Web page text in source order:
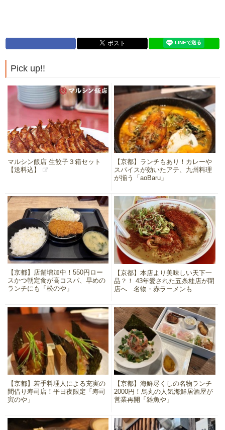
Pick up!!
マルシン飯店 生餃子３箱セット
【送料込】
【京都】ランチもあり！カレーや
スパイスが効いたアテ、九州料理
が揃う「aoBaru」
【京都】店舗増加中！550円ロー
スかつ朝定食が高コスパ、早めの
ランチにも「松のや」
【京都】本店より美味しい天下一
品？！ 43年愛された五条桂店が閉
店へ 名物・赤ラーメンも
【京都】若手料理人による充実の
間借り寿司店！平日夜限定「寿司
寅のや」
【京都】海鮮尽くしの名物ランチ
2000円！烏丸の人気海鮮居酒屋が
営業再開「雑魚や」